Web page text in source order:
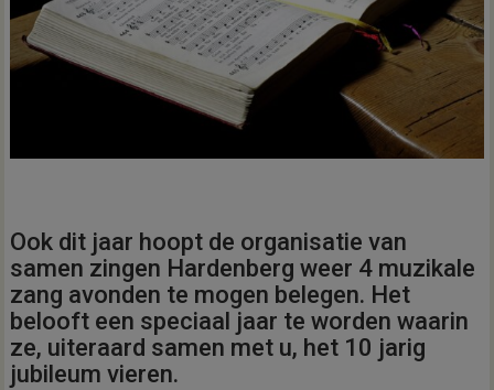
Ook dit jaar hoopt de organisatie van
samen zingen Hardenberg weer 4 muzikale
zang avonden te mogen belegen. Het
belooft een speciaal jaar te worden waarin
ze, uiteraard samen met u, het 10 jarig
jubileum vieren.